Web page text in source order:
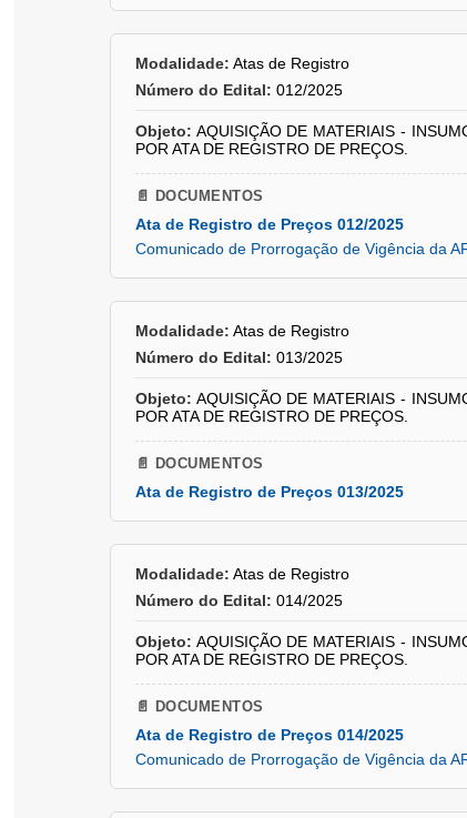
Modalidade: Atas de Registro
Número do Edital: 012/2025
Objeto: AQUISIÇÃO DE MATERIAIS -
POR ATA DE REGISTRO DE PREÇOS.
📄 DOCUMENTOS
Ata de Registro de Preços 012/2025
Comunicado de Prorrogação de Vigência da
Modalidade: Atas de Registro
Número do Edital: 013/2025
Objeto: AQUISIÇÃO DE MATERIAIS -
POR ATA DE REGISTRO DE PREÇOS.
📄 DOCUMENTOS
Ata de Registro de Preços 013/2025
Modalidade: Atas de Registro
Número do Edital: 014/2025
Objeto: AQUISIÇÃO DE MATERIAIS -
POR ATA DE REGISTRO DE PREÇOS.
📄 DOCUMENTOS
Ata de Registro de Preços 014/2025
Comunicado de Prorrogação de Vigência da